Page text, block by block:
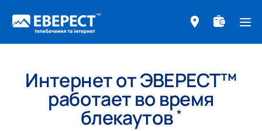
Интернет от ЭВЕРЕСТ™
работает во время
блекаутов *